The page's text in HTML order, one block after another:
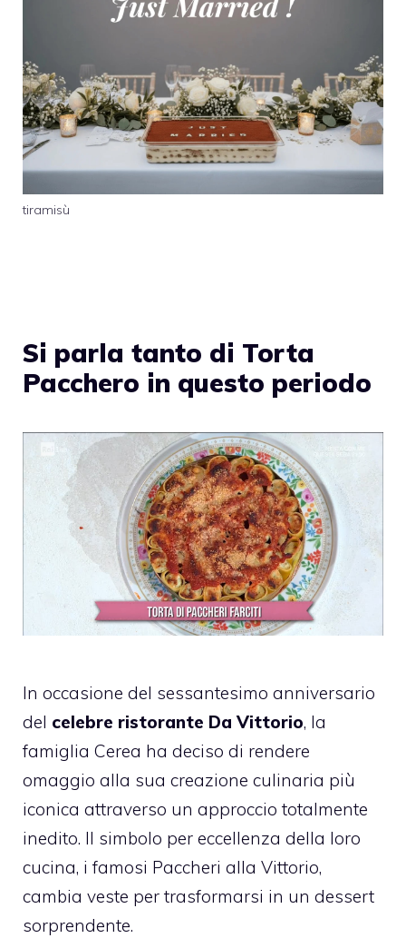
tiramisù
Si parla tanto di Torta
Pacchero in questo periodo
In occasione del sessantesimo anniversario
del celebre ristorante Da Vittorio, la
famiglia Cerea ha deciso di rendere
omaggio alla sua creazione culinaria più
iconica attraverso un approccio totalmente
inedito. Il simbolo per eccellenza della loro
cucina, i famosi Paccheri alla Vittorio,
cambia veste per trasformarsi in un dessert
sorprendente.